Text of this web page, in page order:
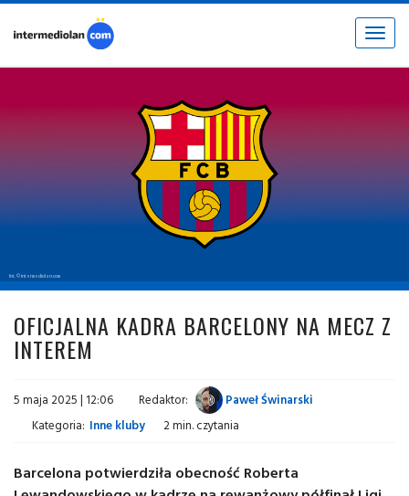
Toggle
fot. © intermediolan.com
OFICJALNA KADRA BARCELONY NA MECZ Z
INTEREM
5 maja 2025 | 12:06 Redaktor:
Paweł Świnarski
Kategoria: Inne kluby 2 min. czytania
Barcelona potwierdziła obecność Roberta